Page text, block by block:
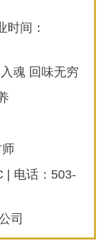
时间：
魂 回味无穷
| 电话：503-
司